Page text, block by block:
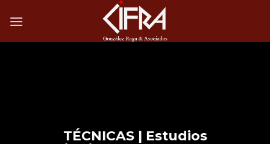
TÉCNICAS | Estudios